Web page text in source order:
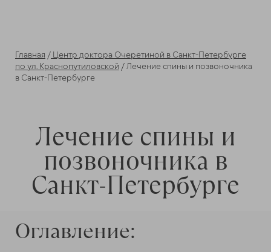
Главная / Центр доктора Очеретиной в Санкт-Петербурге
по ул. Краснопутиловской /Лечение спины и позвоночника
в Санкт-Петербурге
Лечение спины и
позвоночника в
Санкт-Петербурге
Оглавление: